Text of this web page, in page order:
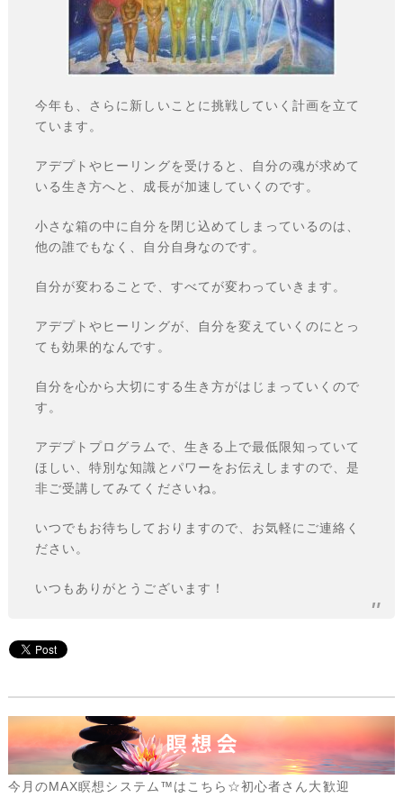
今年も、さらに新しいことに挑戦していく計画を立て
ています。
アデプトやヒーリングを受けると、自分の魂が求めて
いる生き方へと、成長が加速していくのです。
小さな箱の中に自分を閉じ込めてしまっているのは、
他の誰でもなく、自分自身なのです。
自分が変わることで、すべてが変わっていきます。
アデプトやヒーリングが、自分を変えていくのにとっ
ても効果的なんです。
自分を心から大切にする生き方がはじまっていくので
す。
アデプトプログラムで、生きる上で最低限知っていて
ほしい、特別な知識とパワーをお伝えしますので、是
非ご受講してみてくださいね。
いつでもお待ちしておりますので、お気軽にご連絡く
ださい。
いつもありがとうございます！
今月のMAX瞑想システム™はこちら☆初心者さん大歓迎